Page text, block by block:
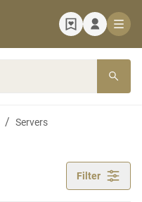
Servers
Filter